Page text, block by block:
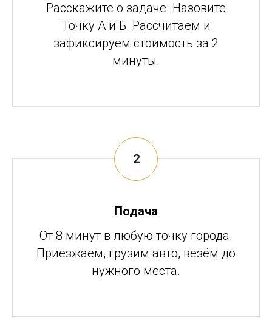
Расскажите о задаче. Назовите
Точку А и Б. Рассчитаем и
зафиксируем стоимость за 2
минуты.
Подача
От 8 минут в любую точку города.
Приезжаем, грузим авто, везём до
нужного места.